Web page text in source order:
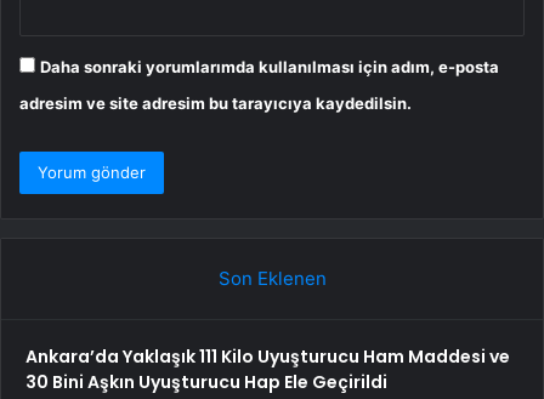
Daha sonraki yorumlarımda kullanılması için adım, e-posta
adresim ve site adresim bu tarayıcıya kaydedilsin.
Son Eklenen
Ankara’da Yaklaşık 111 Kilo Uyuşturucu Ham Maddesi ve
30 Bini Aşkın Uyuşturucu Hap Ele Geçirildi